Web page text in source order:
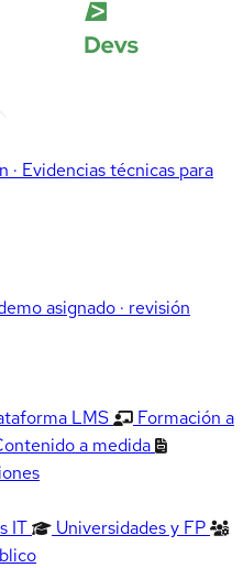
Evidencias técnicas para
asignado · revisión
LMS
Formación a
a medida
IT
Universidades y FP